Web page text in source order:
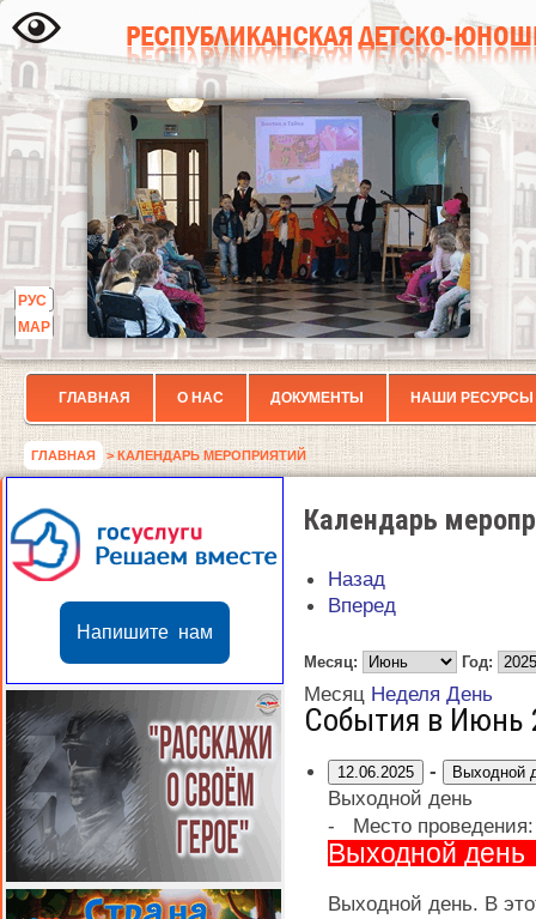
РУС
МАР
ГЛАВНАЯ О НАС ДОКУМЕНТЫ НАШИ РЕСУРСЫ
ГЛАВНАЯ > КАЛЕНДАРЬ МЕРОПРИЯТИЙ
Напишите нам
Календарь
Назад
Вперед
Месяц: Год:
Месяц Неделя День
События в Июнь
12.06.2025 - Выходной
Выходной день
-
Место
Выходной день
Выходной день. В